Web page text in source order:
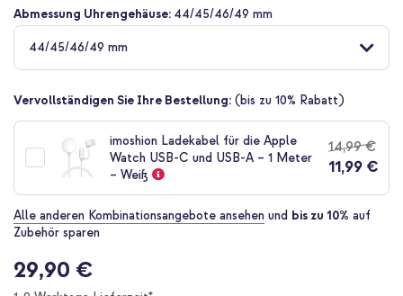
Abmessung Uhrengehäuse: 44/45/46/49 mm
44/45/46/49 mm
Vervollständigen Sie Ihre Bestellung: (bis zu 10% Rabatt)
imoshion Ladekabel für die Apple
Watch USB-C und USB-A – 1 Meter
– Weiß
14,99 €
11,99 €
Alle anderen Kombinationsangebote ansehen und bis zu 10% auf
Zubehör sparen
29,90 €